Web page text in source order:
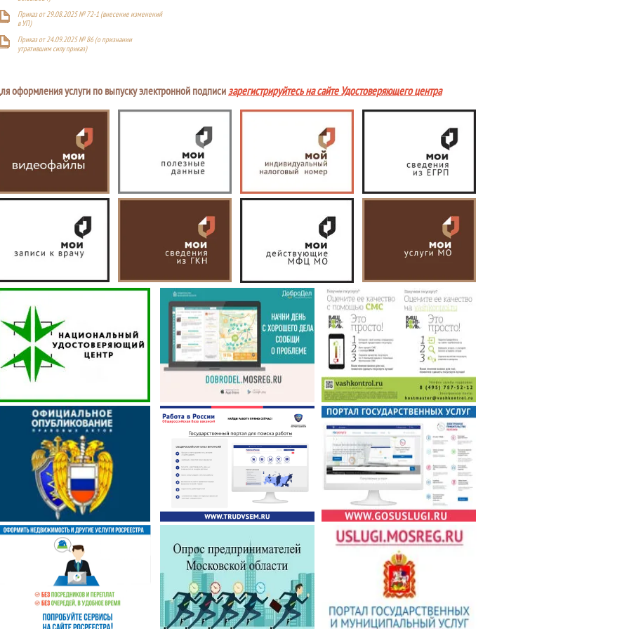
Приказ от 29.08.2025 № 72-1 (внесение изменений
в УП)
Приказ от 24.09.2025 № 86 (о признании
утратившим силу приказ)
оформления услуги по выпуску электронной подписизарегистрируйтесь на сайте Удостоверяющего центра